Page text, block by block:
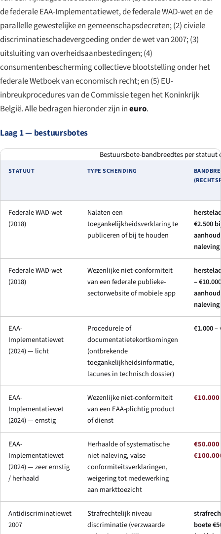
de federale EAA-Implementatiewet, de federale WAD-wet en de
parallelle gewestelijke en gemeenschapsdecreten; (2) civiele
discriminatieschadevergoeding onder de wet van 2007; (3)
uitsluiting van overheidsaanbestedingen; (4)
consumentenbescherming collectieve blootstelling onder het
federale Wetboek van economisch recht; en (5) EU-
inbreukprocedures van de Commissie tegen het Koninkrijk
België. Alle bedragen hieronder zijn ineuro.
Laag 1 — bestuursbotes
Bestuursbote-bandbreedtes per statuut
STATUUT TYPE SCHENDING
Federale WAD-wet
(2018)
Nalaten een
toegankelijkheidsverklaring te
publiceren of bij te houden
€2.500
naleving
Federale WAD-wet
(2018)
Wezenlijke niet-conformiteit
van een federale publieke-
sectorwebsite of mobiele app
–
naleving
EAA-
Implementatiewet
(2024) — licht
Procedurele of
documentatietekortkomingen
(ontbrekende
toegankelijkheidsinformatie,
lacunes in technisch dossier)
€1.000 –
EAA-
Implementatiewet
(2024) — ernstig
Wezenlijke niet-conformiteit
van een EAA-plichtig product
of dienst
EAA-
Implementatiewet
(2024) — zeer ernstig
/ herhaald
Herhaalde of systematische
niet-naleving, valse
conformiteitsverklaringen,
weigering tot medewerking
aan markttoezicht
€50.000
Antidiscriminatiewet
2007
Strafrechtelijk niveau
discriminatie (verzwaarde
boete